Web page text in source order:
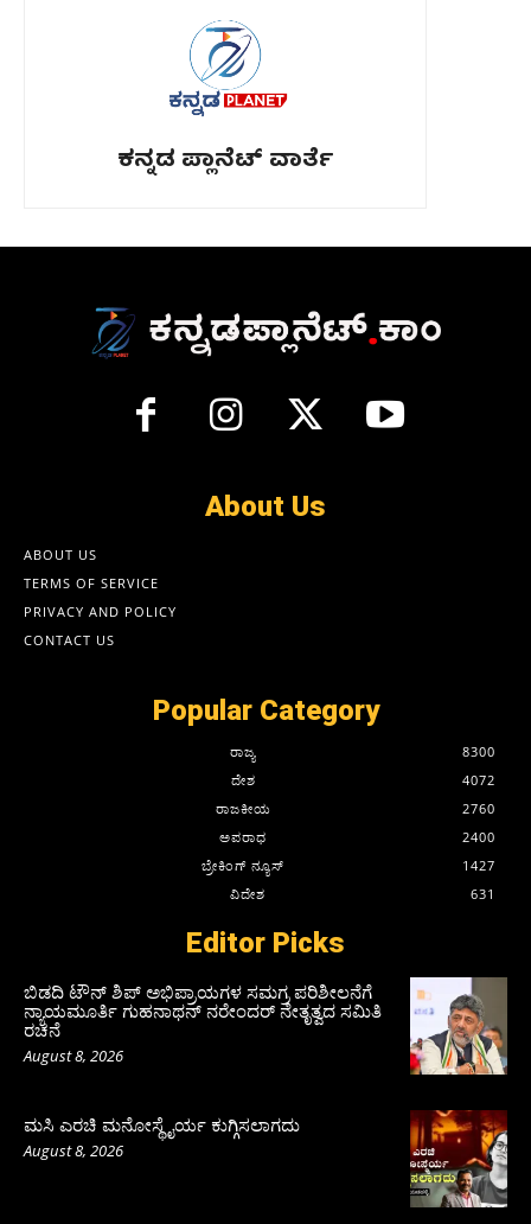
ಕನ್ನಡ ಪ್ಲಾನೆಟ್ ವಾರ್ತೆ
About Us
ABOUT US
TERMS OF SERVICE
PRIVACY AND POLICY
CONTACT US
Popular Category
ರಾಜ್ಯ
8300
ದೇಶ
4072
ರಾಜಕೀಯ
2760
ಅಪರಾಧ
2400
ಬ್ರೇಕಿಂಗ್ ನ್ಯೂಸ್
1427
ವಿದೇಶ
631
Editor Picks
ಬಿಡದಿ ಟೌನ್ ಶಿಪ್ ಅಭಿಪ್ರಾಯಗಳ ಸಮಗ್ರ ಪರಿಶೀಲನೆಗೆ
ನ್ಯಾಯಮೂರ್ತಿ ಗುಹನಾಥನ್ ನರೇಂದರ್ ನೇತೃತ್ವದ ಸಮಿತಿ
ರಚನೆ
August 8, 2026
ಮಸಿ ಎರಚಿ ಮನೋಸ್ಥೈರ್ಯ ಕುಗ್ಗಿಸಲಾಗದು
August 8, 2026